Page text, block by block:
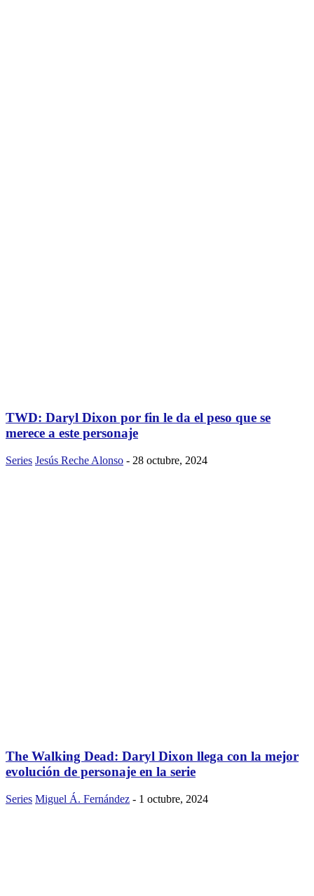
TWD: Daryl Dixon por fin le da el peso que se
merece a este personaje
Series Jesús Reche Alonso - 28 octubre, 2024
The Walking Dead: Daryl Dixon llega con la mejor
evolución de personaje en la serie
Series Miguel Á. Fernández - 1 octubre, 2024